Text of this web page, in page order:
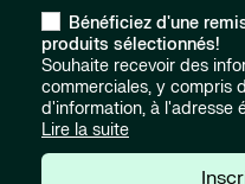
Bénéficiez d'une
produits sélectionnés!
Souhaite recevoir des
commerciales, y compris
d'information, à l'adresse
Lire la suite